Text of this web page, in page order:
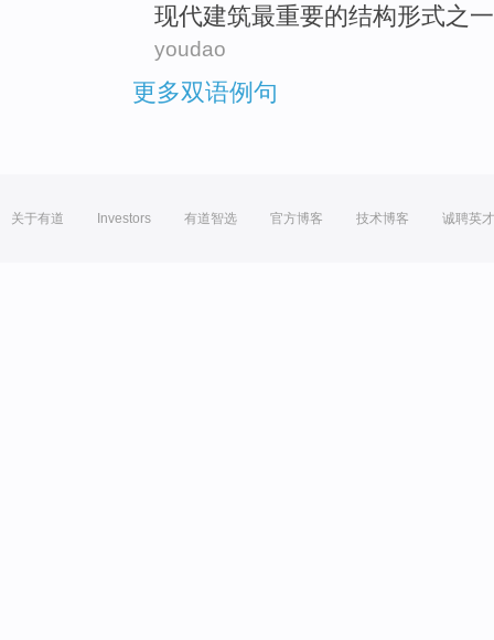
现代建筑最重要的结构形式之一
youdao
更多双语例句
关于有道 Investors 有道智选 官方博客 技术博客 诚聘英才